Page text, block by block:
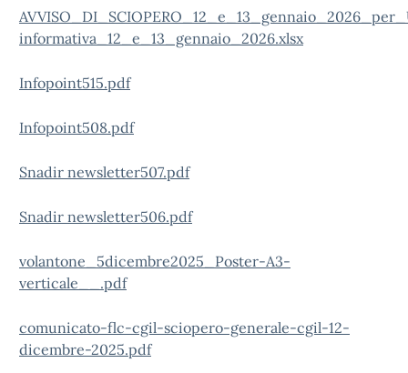
informativa_12_e_13_gennaio_2026.xlsx
Infopoint515.pdf
Infopoint508.pdf
Snadir newsletter507.pdf
Snadir newsletter506.pdf
volantone_5dicembre2025_Poster-A3-
verticale__.pdf
comunicato-flc-cgil-sciopero-generale-cgil-12-
dicembre-2025.pdf